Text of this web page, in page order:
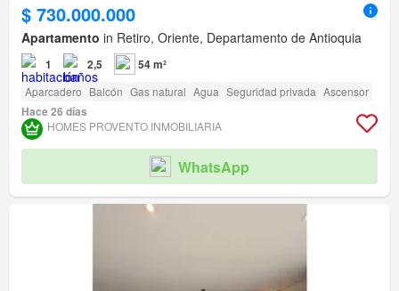
$ 730.000.000
Apartamento in Retiro, Oriente, Departamento de Antioquia
1 2,5 54 m²
Aparcadero Balcón Gas natural Agua Seguridad privada Ascensor
Hace 26 días
HOMES PROVENTO INMOBILIARIA
WhatsApp